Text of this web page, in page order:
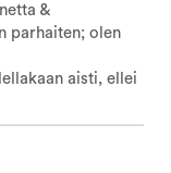
&
parhaiten; olen
aisti, ellei